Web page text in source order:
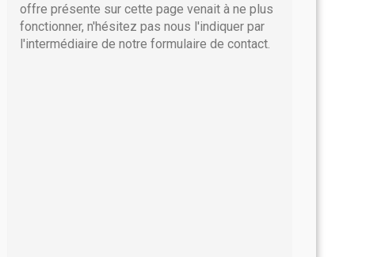
offre présente sur cette page venait à ne plus
fonctionner, n'hésitez pas nous l'indiquer par
l'intermédiaire de notre formulaire de contact.